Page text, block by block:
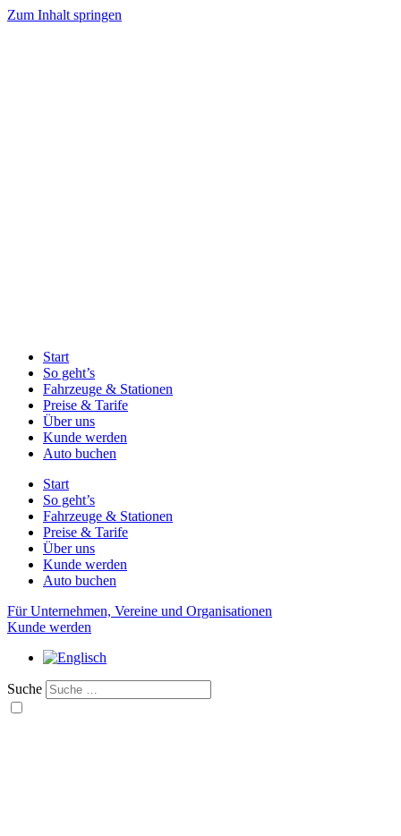
Zum Inhalt springen
Start
So geht’s
Fahrzeuge & Stationen
Preise & Tarife
Über uns
Kunde werden
Auto buchen
Start
So geht’s
Fahrzeuge & Stationen
Preise & Tarife
Über uns
Kunde werden
Auto buchen
Für Unternehmen, Vereine und Organisationen
Kunde werden
Suche